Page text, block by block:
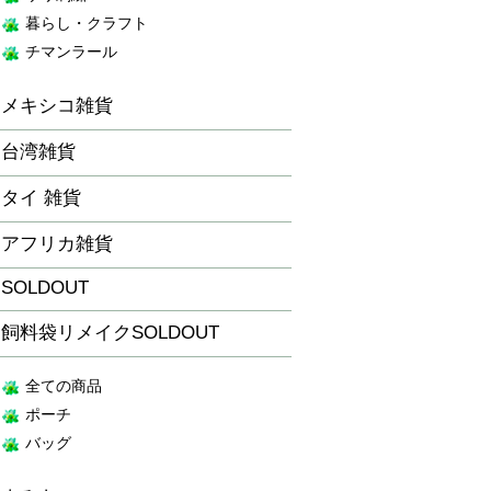
暮らし・クラフト
チマンラール
メキシコ雑貨
台湾雑貨
タイ 雑貨
アフリカ雑貨
SOLDOUT
飼料袋リメイクSOLDOUT
全ての商品
ポーチ
バッグ